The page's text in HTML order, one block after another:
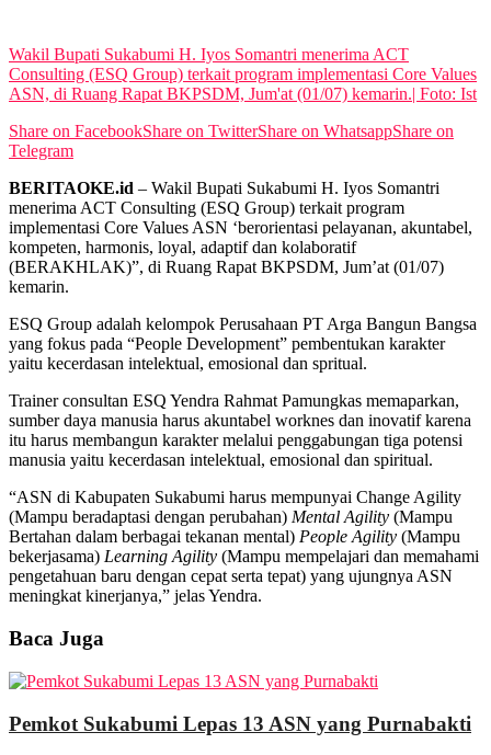
Wakil Bupati Sukabumi H. Iyos Somantri menerima ACT
Consulting (ESQ Group) terkait program implementasi Core Values
ASN, di Ruang Rapat BKPSDM, Jum'at (01/07) kemarin.| Foto: Ist
Share on FacebookShare on TwitterShare on WhatsappShare on
Telegram
BERITAOKE.id – Wakil Bupati Sukabumi H. Iyos Somantri
menerima ACT Consulting (ESQ Group) terkait program
implementasi Core Values ASN ‘berorientasi pelayanan, akuntabel,
kompeten, harmonis, loyal, adaptif dan kolaboratif
(BERAKHLAK)”, di Ruang Rapat BKPSDM, Jum’at (01/07)
kemarin.
ESQ Group adalah kelompok Perusahaan PT Arga Bangun Bangsa
yang fokus pada “People Development” pembentukan karakter
yaitu kecerdasan intelektual, emosional dan spritual.
Trainer consultan ESQ Yendra Rahmat Pamungkas memaparkan,
sumber daya manusia harus akuntabel worknes dan inovatif karena
itu harus membangun karakter melalui penggabungan tiga potensi
manusia yaitu kecerdasan intelektual, emosional dan spiritual.
“ASN di Kabupaten Sukabumi harus mempunyai Change Agility
(Mampu beradaptasi dengan perubahan) Mental Agility (Mampu
Bertahan dalam berbagai tekanan mental) People Agility (Mampu
bekerjasama) Learning Agility (Mampu mempelajari dan memahami
pengetahuan baru dengan cepat serta tepat) yang ujungnya ASN
meningkat kinerjanya,” jelas Yendra.
Baca Juga
Pemkot Sukabumi Lepas 13 ASN yang Purnabakti